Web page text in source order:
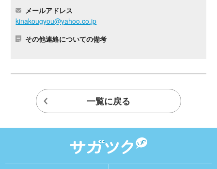
メールアドレス
kinakougyou@yahoo.co.jp
その他連絡についての備考
一覧に戻る